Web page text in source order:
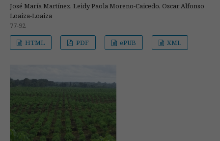
José María Martínez, Leidy Paola Moreno-Caicedo, Oscar Alfonso
Loaiza-Loaiza
77-92
HTML
PDF ePUB XML